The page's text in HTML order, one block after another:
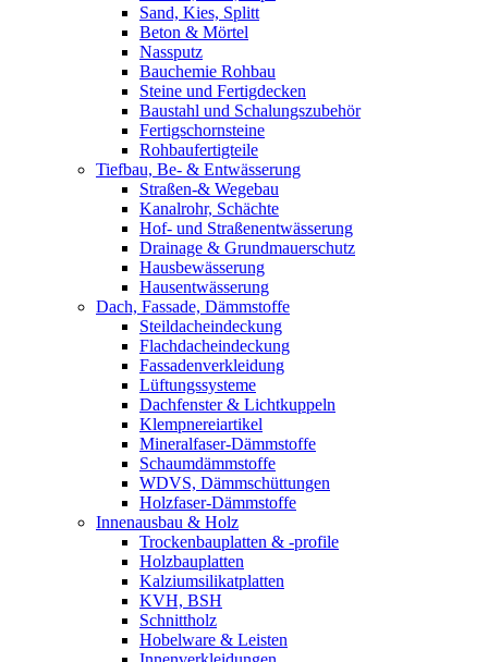
Sand, Kies, Splitt
Beton & Mörtel
Nassputz
Bauchemie Rohbau
Steine und Fertigdecken
Baustahl und Schalungszubehör
Fertigschornsteine
Rohbaufertigteile
Tiefbau, Be- & Entwässerung
Straßen-& Wegebau
Kanalrohr, Schächte
Hof- und Straßenentwässerung
Drainage & Grundmauerschutz
Hausbewässerung
Hausentwässerung
Dach, Fassade, Dämmstoffe
Steildacheindeckung
Flachdacheindeckung
Fassadenverkleidung
Lüftungssysteme
Dachfenster & Lichtkuppeln
Klempnereiartikel
Mineralfaser-Dämmstoffe
Schaumdämmstoffe
WDVS, Dämmschüttungen
Holzfaser-Dämmstoffe
Innenausbau & Holz
Trockenbauplatten & -profile
Holzbauplatten
Kalziumsilikatplatten
KVH, BSH
Schnittholz
Hobelware & Leisten